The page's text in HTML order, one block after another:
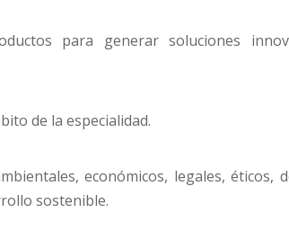
para generar soluciones
de la especialidad.
económicos, legales, éticos,
sostenible.